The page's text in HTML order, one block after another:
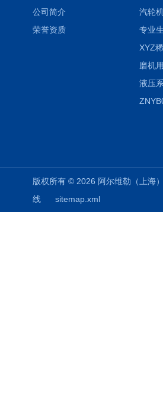
公司简介
荣誉资质
液压
版权所有 © 2026 阿尔维勒（上
线
sitemap.xml